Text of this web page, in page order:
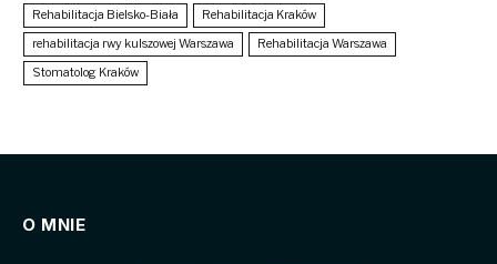
Rehabilitacja Bielsko-Biała
Rehabilitacja Kraków
rehabilitacja rwy kulszowej Warszawa
Rehabilitacja Warszawa
Stomatolog Kraków
O MNIE